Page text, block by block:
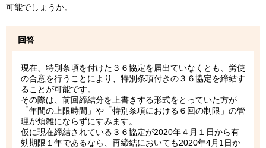
可能でしょうか。
回答
現在、特別条項を付けた３６協定を届出ていなくとも、労使
の合意を行うことにより、特別条項付きの３６協定を締結す
ることが可能です。
その際は、前回締結分を上書きする形式をとっていた方が
「年間の上限時間」や「特別条項における６回の制限」の管
理が煩雑にならずにすみます。
仮に現在締結されている３６協定が2020年４月１日から有
効期限１年であるなら、再締結においても2020年4月1日か